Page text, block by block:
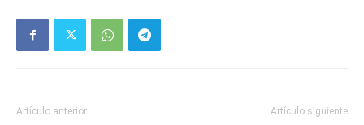
Artículo anterior Artículo siguiente